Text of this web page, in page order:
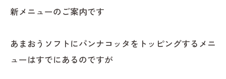
新メニューのご案内です
あまおうソフトにパンナコッタをトッピングするメニ
ューはすでにあるのですが